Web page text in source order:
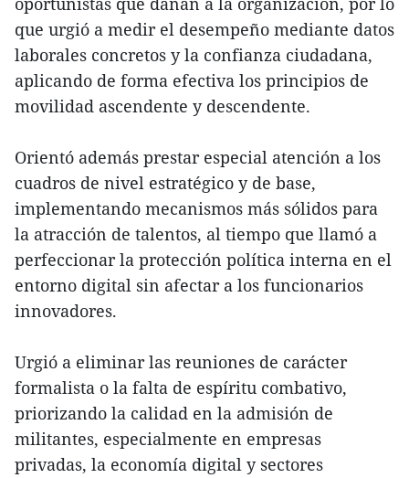
que urgió a medir el desempeño mediante datos
laborales concretos y la confianza ciudadana,
aplicando de forma efectiva los principios de
movilidad ascendente y descendente.
Orientó además prestar especial atención a los
cuadros de nivel estratégico y de base,
implementando mecanismos más sólidos para
la atracción de talentos, al tiempo que llamó a
perfeccionar la protección política interna en el
entorno digital sin afectar a los funcionarios
innovadores.
Urgió a eliminar las reuniones de carácter
formalista o la falta de espíritu combativo,
priorizando la calidad en la admisión de
militantes, especialmente en empresas
privadas, la economía digital y sectores